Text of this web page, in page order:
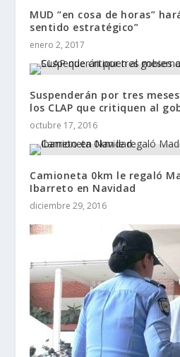
MUD “en cosa de horas”
sentido estratégico”
enero 2, 2017
Suspenderán por tres
los CLAP que critiquen al
octubre 17, 2016
Camioneta 0km le regaló
Ibarreto en Navidad
diciembre 29, 2016